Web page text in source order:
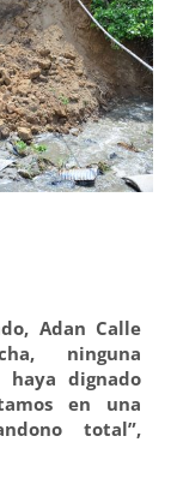
Adan Calle
ninguna
dignado
en una
total”,